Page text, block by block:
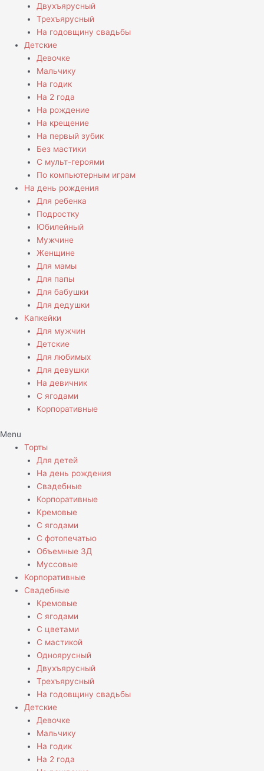
Двухъярусный
Трехъярусный
На годовщину свадьбы
Детские
Девочке
Мальчику
На годик
На 2 года
На рождение
На крещение
На первый зубик
Без мастики
С мульт-героями
По компьютерным играм
На день рождения
Для ребенка
Подростку
Юбилейный
Мужчине
Женщине
Для мамы
Для папы
Для бабушки
Для дедушки
Капкейки
Для мужчин
Детские
Для любимых
Для девушки
На девичник
С ягодами
Корпоративные
Menu
Торты
Для детей
На день рождения
Свадебные
Корпоративные
Кремовые
С ягодами
С фотопечатью
Объемные 3Д
Муссовые
Корпоративные
Свадебные
Кремовые
С ягодами
С цветами
С мастикой
Одноярусный
Двухъярусный
Трехъярусный
На годовщину свадьбы
Детские
Девочке
Мальчику
На годик
На 2 года